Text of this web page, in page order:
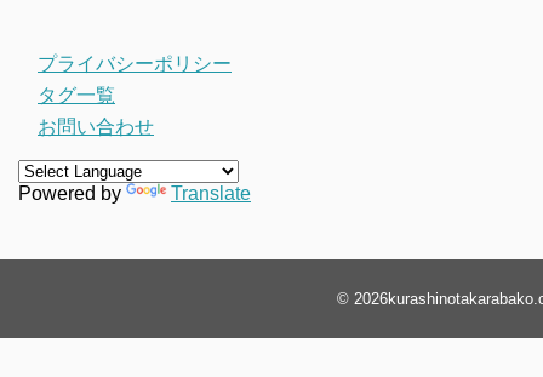
プライバシーポリシー
タグ一覧
お問い合わせ
Powered by Translate
© 2026